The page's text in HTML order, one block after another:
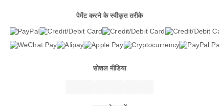
पेमेंट करने के स्वीकृत तरीके
सोशल मीडिया